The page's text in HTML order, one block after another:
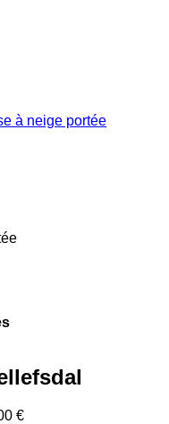
à neige portée
€